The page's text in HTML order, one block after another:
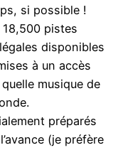
si possible !
pistes
disponibles
à un accès
musique de
préparés
(je préfère